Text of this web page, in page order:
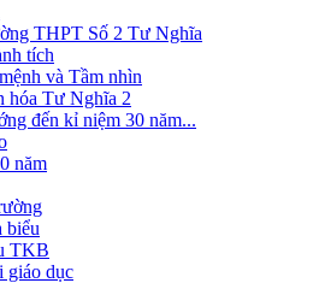
THPT Số 2 Tư Nghĩa
tích
và Tầm nhìn
hóa Tư Nghĩa 2
đến kỉ niệm 30 năm...
năm
biểu
TKB
giáo dục